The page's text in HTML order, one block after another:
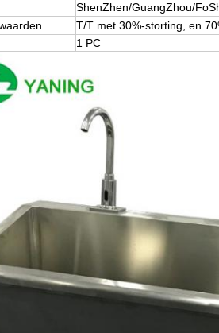
ShenZhen/GuangZhou/
T/T met 30%-storting, en
1 PC